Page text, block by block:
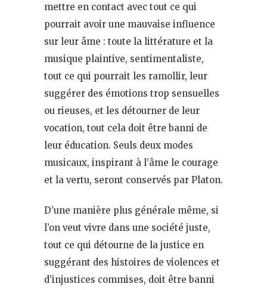
mettre en contact avec tout ce qui
pourrait avoir une mauvaise influence
sur leur âme : toute la littérature et la
musique plaintive, sentimentaliste,
tout ce qui pourrait les ramollir, leur
suggérer des émotions trop sensuelles
ou rieuses, et les détourner de leur
vocation, tout cela doit être banni de
leur éducation. Seuls deux modes
musicaux, inspirant à l’âme le courage
et la vertu, seront conservés par Platon.
D’une manière plus générale même, si
l’on veut vivre dans une société juste,
tout ce qui détourne de la justice en
suggérant des histoires de violences et
d’injustices commises, doit être banni